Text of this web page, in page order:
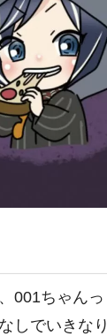
001ちゃんっ
しでいきなり